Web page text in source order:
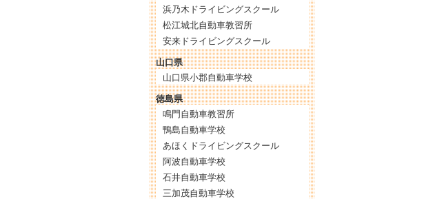
浜乃木ドライビングスクール
松江城北自動車教習所
安来ドライビングスクール
山口県
山口県小郡自動車学校
徳島県
鳴門自動車教習所
鴨島自動車学校
あほくドライビングスクール
阿波自動車学校
石井自動車学校
三加茂自動車学校